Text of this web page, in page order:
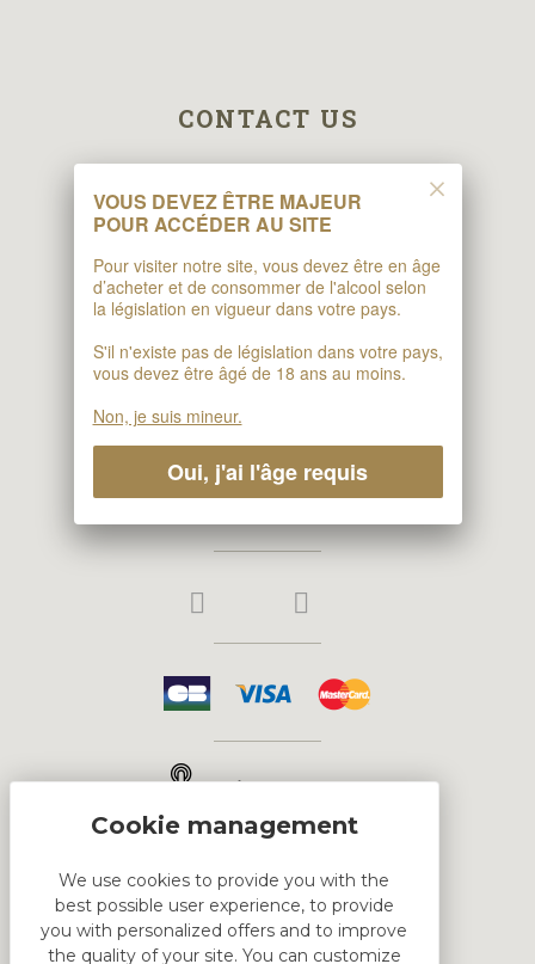
CONTACT US
Maison Klipfel
10 Rue des Jardins
67140 Barr
Klipfel Cellar
67140 BARR
Phone : +333 88 08 08 63
Click & Collect
HTML DEMO
We use cookies to provide you with the
best possible user experience, to provide
you with personalized offers and to improve
the quality of your site. You can customize
VOUS DEVEZ ÊTRE MAJEUR
POUR ACCÉDER AU SITE
Pour visiter notre site, vous devez être en âge
d’acheter et de consommer de l'alcool selon
la législation en vigueur dans votre pays.
S'il n'existe pas de législation dans votre pays,
vous devez être âgé de 18 ans au moins.
Non, je suis mineur.
Oui, j'ai l'âge requis